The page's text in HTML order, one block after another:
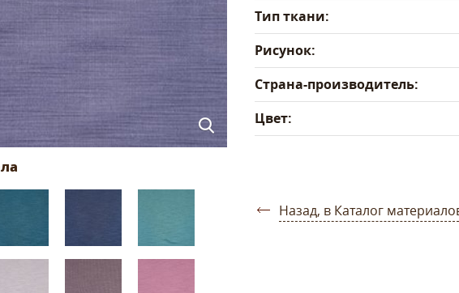
Тип ткани:
Рисунок:
Страна-производитель:
Цвет:
Назад, в Каталог